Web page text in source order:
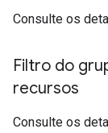
Consulte os
Filtro do
recursos
Consulte os